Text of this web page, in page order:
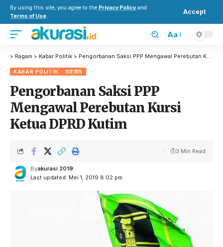
By using this site, you agree to the Privacy Policy and
Terms of Use.
Accept
Aa
> Ragam > Kabar Politik > Pengorbanan Saksi PPP Mengawal Perebutan Kursi Ketua DPRD Kutim
KABAR POLITIK NEWS
Pengorbanan Saksi PPP
Mengawal Perebutan Kursi
Ketua DPRD Kutim
Last updated: Mei 1, 2019 8:02 pm
Byakurasi 2019
3 Min Read